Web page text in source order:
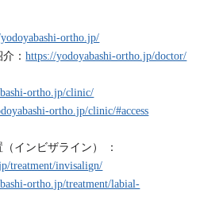
ortho.jp/
：https://yodoyabashi-ortho.jp/doctor/
ortho.jp/clinic/
ortho.jp/clinic/#access
インビザライン） ：
treatment/invisalign/
ortho.jp/treatment/labial-